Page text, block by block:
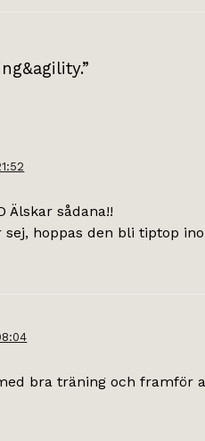
Älskar sådana!!
hoppas den bli tiptop
bra träning och framför